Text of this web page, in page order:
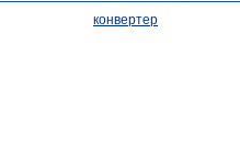
конвертер